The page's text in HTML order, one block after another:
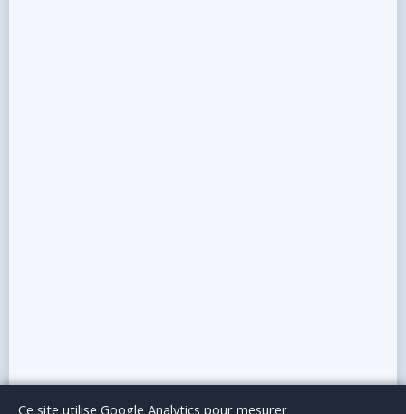
Le BlogPublicité Articles invitésMentions Légales
Ce site utilise Google Analytics pour mesurer